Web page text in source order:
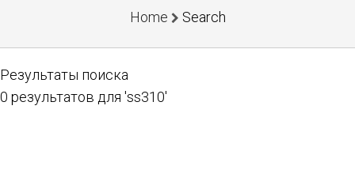
Home Search
Результаты поиска
0 результатов для 'ss310'